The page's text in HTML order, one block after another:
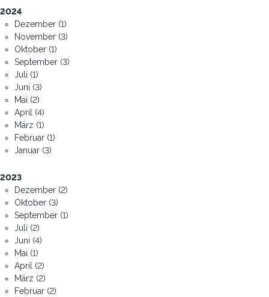
2024
Dezember (1)
November (3)
Oktober (1)
September (3)
Juli (1)
Juni (3)
Mai (2)
April (4)
März (1)
Februar (1)
Januar (3)
2023
Dezember (2)
Oktober (3)
September (1)
Juli (2)
Juni (4)
Mai (1)
April (2)
März (2)
Februar (2)